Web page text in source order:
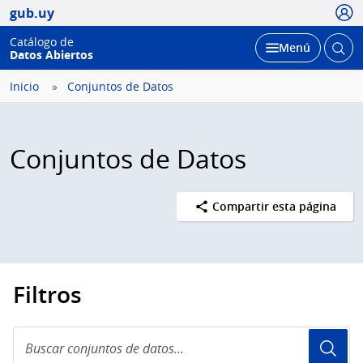
gub.uy
Catálogo de
Datos Abiertos
Desplegar
Menú Abrir
Inicio Conjuntos de Datos
Conjuntos de Datos
Compartir esta página
Filtros
conjuntos